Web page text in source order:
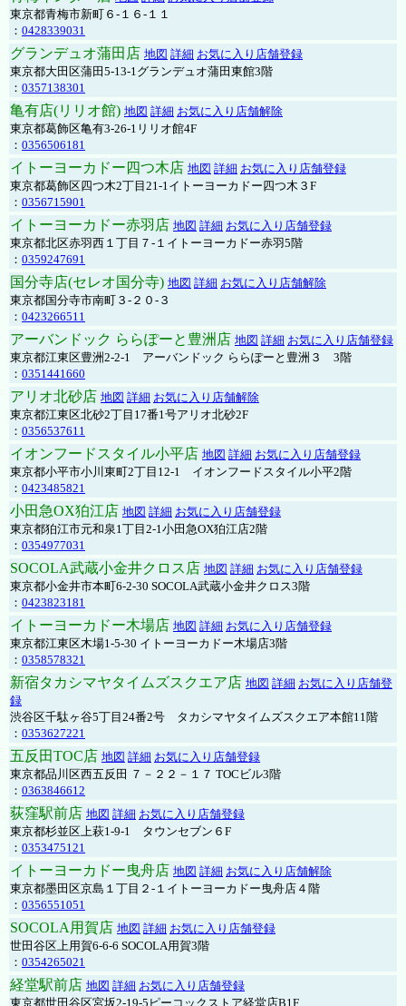
東京都青梅市新町６-１６-１１
： 0428339031
グランデュオ蒲田店 地図 詳細 お気に入り店舗登録
東京都大田区蒲田5-13-1グランデュオ蒲田東館3階
： 0357138301
亀有店(リリオ館) 地図 詳細 お気に入り店舗解除
東京都葛飾区亀有3-26-1リリオ館4F
： 0356506181
イトーヨーカドー四つ木店 地図 詳細 お気に入り店舗登録
東京都葛飾区四つ木2丁目21-1イトーヨーカドー四つ木３F
： 0356715901
イトーヨーカドー赤羽店 地図 詳細 お気に入り店舗登録
東京都北区赤羽西１丁目７-１イトーヨーカドー赤羽5階
： 0359247691
国分寺店(セレオ国分寺) 地図 詳細 お気に入り店舗解除
東京都国分寺市南町３-２０-３
： 0423266511
アーバンドック ららぽーと豊洲店 地図 詳細 お気に入り店舗登録
東京都江東区豊洲2-2-1 アーバンドック ららぽーと豊洲３ 3階
： 0351441660
アリオ北砂店 地図 詳細 お気に入り店舗解除
東京都江東区北砂2丁目17番1号アリオ北砂2F
： 0356537611
イオンフードスタイル小平店 地図 詳細 お気に入り店舗登録
東京都小平市小川東町2丁目12-1 イオンフードスタイル小平2階
： 0423485821
小田急OX狛江店 地図 詳細 お気に入り店舗登録
東京都狛江市元和泉1丁目2-1小田急OX狛江店2階
： 0354977031
SOCOLA武蔵小金井クロス店 地図 詳細 お気に入り店舗登録
東京都小金井市本町6-2-30 SOCOLA武蔵小金井クロス3階
： 0423823181
イトーヨーカドー木場店 地図 詳細 お気に入り店舗登録
東京都江東区木場1-5-30 イトーヨーカドー木場店3階
： 0358578321
新宿タカシマヤタイムズスクエア店 地図 詳細 お気に入り店舗登
録
渋谷区千駄ヶ谷5丁目24番2号 タカシマヤタイムズスクエア本館11階
： 0353627221
五反田TOC店 地図 詳細 お気に入り店舗登録
東京都品川区西五反田 ７－２２－１７ TOCビル3階
： 0363846612
荻窪駅前店 地図 詳細 お気に入り店舗登録
東京都杉並区上萩1-9-1 タウンセブン６F
： 0353475121
イトーヨーカドー曳舟店 地図 詳細 お気に入り店舗解除
東京都墨田区京島１丁目２-１イトーヨーカドー曳舟店４階
： 0356551051
SOCOLA用賀店 地図 詳細 お気に入り店舗登録
世田谷区上用賀6-6-6 SOCOLA用賀3階
： 0354265021
経堂駅前店 地図 詳細 お気に入り店舗登録
東京都世田谷区宮坂2-19-5ピーコックストア経堂店B1F